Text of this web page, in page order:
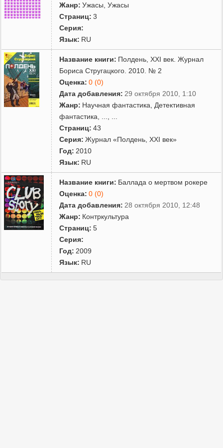
Жанр: Ужасы ,Ужасы
Страниц: 3
Серия:
Язык: RU
Название книги: Полдень, XXI век. Журнал
Бориса Стругацкого. 2010. № 2
Оценка: 0 (0)
Дата добавления: 29 октября 2010, 1:10
Жанр: Научная фантастика
Детективная
фантастика
Страниц: 43
Серия: Журнал «Полдень, XXI век»
Год: 2010
Язык: RU
Название книги: Баллада о мертвом рокере
Оценка: 0 (0)
Дата добавления: 28 октября 2010, 12:48
Жанр: Контркультура
Страниц: 5
Серия:
Год: 2009
Язык: RU